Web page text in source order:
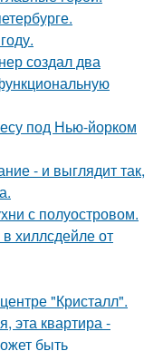
создал два
под Нью-йорком
- и выглядит так,
с полуостровом.
хиллсдейле от
"Кристалл".
эта квартира -
быть